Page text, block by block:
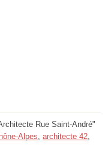
Rue Saint-André"
Alpes, architecte 42,